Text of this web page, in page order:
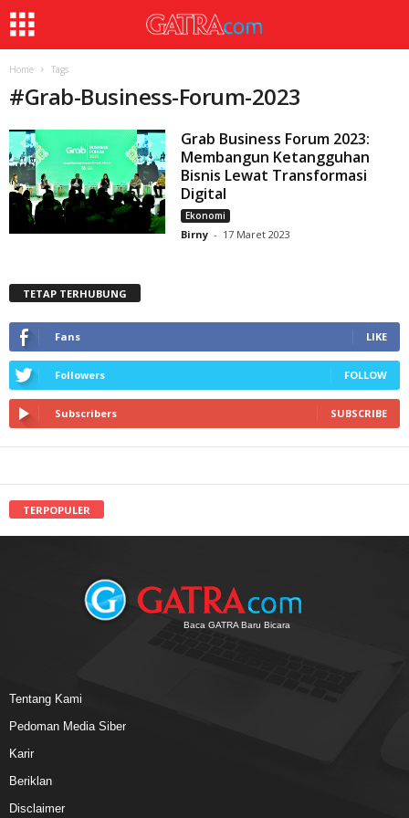
Home Tags
#Grab-Business-Forum-2023
Grab Business Forum 2023:
Membangun Ketangguhan
Bisnis Lewat Transformasi
Digital
Ekonomi
Birny - 17 Maret 2023
TETAP TERHUBUNG
Fans LIKE
Followers FOLLOW
Subscribers SUBSCRIBE
TERPOPULER
Baca GATRA Baru Bicara
Tentang Kami
Pedoman Media Siber
Karir
Beriklan
Disclaimer